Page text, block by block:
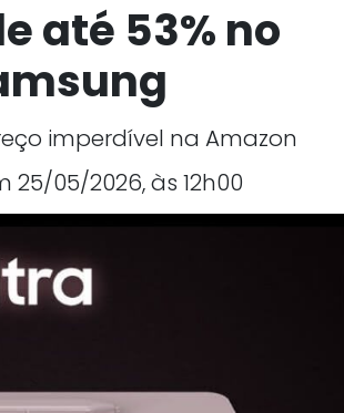
até 53% no
imperdível na Amazon
05/2026, às 12h00